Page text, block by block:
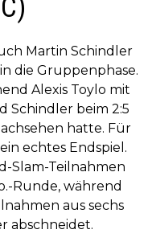
Martin Schindler
die Gruppenphase.
Alexis Toylo mit
Schindler beim 2:5
hatte. Für
echtes Endspiel.
Slam-Teilnahmen
Runde, während
aus sechs
abschneidet.